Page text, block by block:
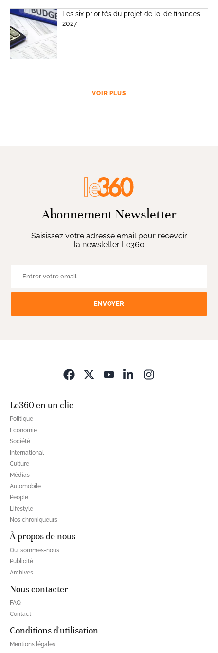
Les six priorités du projet de loi de finances
2027
VOIR PLUS
Abonnement Newsletter
Saisissez votre adresse email pour recevoir
la newsletter Le360
ENVOYER
Le360 en un clic
Politique
Economie
Société
International
Culture
Médias
Automobile
People
Lifestyle
Nos chroniqueurs
À propos de nous
Qui sommes-nous
Publicité
Archives
Nous contacter
FAQ
Contact
Conditions d'utilisation
Mentions légales